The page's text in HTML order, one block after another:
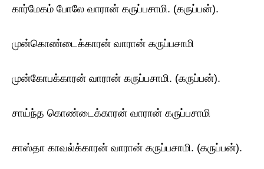
கார்மேகம் போலே வாரான் கருப்பசாமி. (கருப்பன்).
முன்கொண்டைக்காரன் வாரான் கருப்பசாமி
முன்கோபக்காரன் வாரான் கருப்பசாமி. (கருப்பன்).
சாய்ந்த கொண்டைக்காரன் வாரான் கருப்பசாமி
சாஸ்தா காவல்க்காரன் வாரான் கருப்பசாமி. (கருப்பன்).